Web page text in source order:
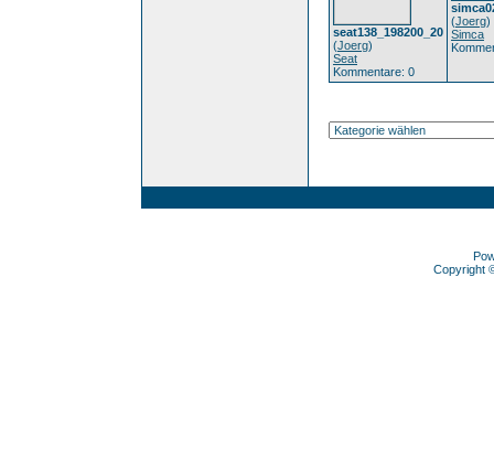
seat138_198200_20
(Joerg)
Seat
Kommentare: 0
(Joerg)
Simca
Copyright